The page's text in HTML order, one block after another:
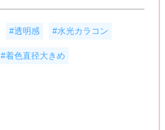
#透明感 #水光カラコン
#着色直径大きめ